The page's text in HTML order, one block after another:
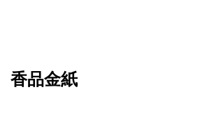
香品金紙